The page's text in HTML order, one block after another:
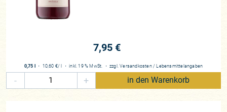
7,95 €
0,75 l ・ 10,60 €/ l ・inkl. 19 % MwSt. ・ zzgl.Versandkosten / Lebensmittelangaben
- + in den Warenkorb